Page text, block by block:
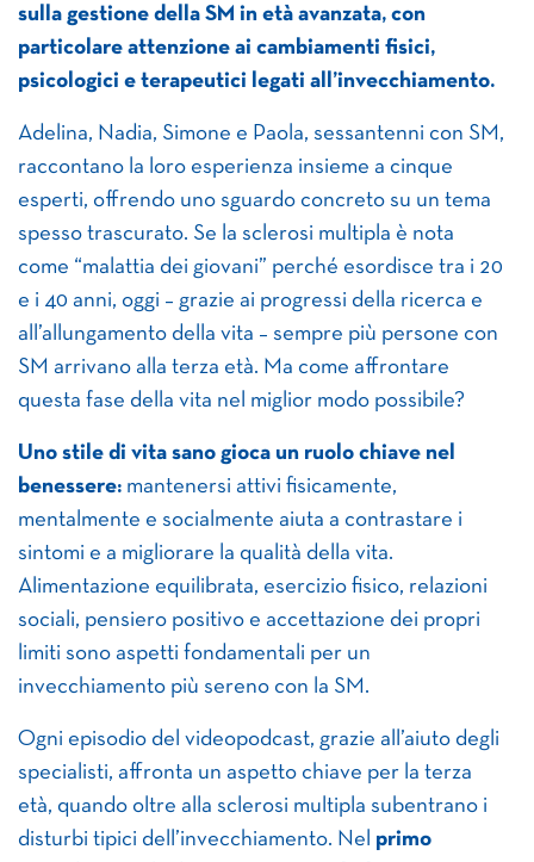
sulla gestione della SM in età avanzata, con
particolare attenzione ai cambiamenti fisici,
psicologici e terapeutici legati all’invecchiamento.
Adelina, Nadia, Simone e Paola, sessantenni con SM,
raccontano la loro esperienza insieme a cinque
esperti, offrendo uno sguardo concreto su un tema
spesso trascurato. Se la sclerosi multipla è nota
come “malattia dei giovani” perché esordisce tra i 20
e i 40 anni, oggi – grazie ai progressi della ricerca e
all’allungamento della vita – sempre più persone con
SM arrivano alla terza età. Ma come affrontare
questa fase della vita nel miglior modo possibile?
Uno stile di vita sano gioca un ruolo chiave nel
benessere: mantenersi attivi fisicamente,
mentalmente e socialmente aiuta a contrastare i
sintomi e a migliorare la qualità della vita.
Alimentazione equilibrata, esercizio fisico, relazioni
sociali, pensiero positivo e accettazione dei propri
limiti sono aspetti fondamentali per un
invecchiamento più sereno con la SM.
Ogni episodio del videopodcast, grazie all’aiuto degli
specialisti, affronta un aspetto chiave per la terza
età, quando oltre alla sclerosi multipla subentrano i
disturbi tipici dell’invecchiamento. Nel primo